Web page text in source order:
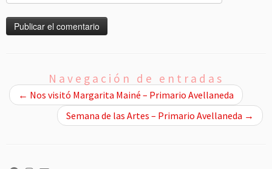
Navegación de entradas
← Nos visitó Margarita Mainé – Primario Avellaneda
Semana de las Artes – Primario Avellaneda →